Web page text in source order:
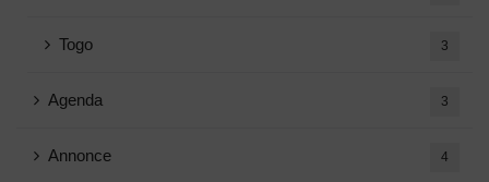
Togo 3
Agenda 3
Annonce 4